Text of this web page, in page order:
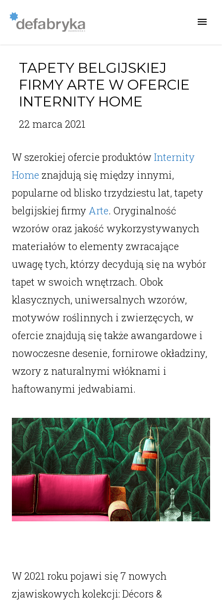
TAPETY BELGIJSKIEJ
FIRMY ARTE W OFERCIE
INTERNITY HOME
22 marca 2021
W szerokiej ofercie produktów Internity
Home znajdują się między innymi,
popularne od blisko trzydziestu lat, tapety
belgijskiej firmy Arte. Oryginalność
wzorów oraz jakość wykorzystywanych
materiałów to elementy zwracające
uwagę tych, którzy decydują się na wybór
tapet w swoich wnętrzach. Obok
klasycznych, uniwersalnych wzorów,
motywów roślinnych i zwierzęcych, w
ofercie znajdują się także awangardowe i
nowoczesne desenie, fornirowe okładziny,
wzory z naturalnymi włóknami i
haftowanymi jedwabiami.
W 2021 roku pojawi się 7 nowych
zjawiskowych kolekcji: Décors &